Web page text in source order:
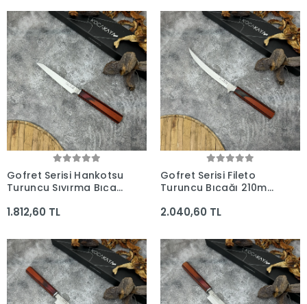
Gofret Serisi Hankotsu
Turuncu Sıyırma Bıçağı
Kocakaya Bıçakları
1.812,60 TL
Gofret Serisi Fileto
Turuncu Bıçağı 210mm
Bıçakları
2.040,60 TL